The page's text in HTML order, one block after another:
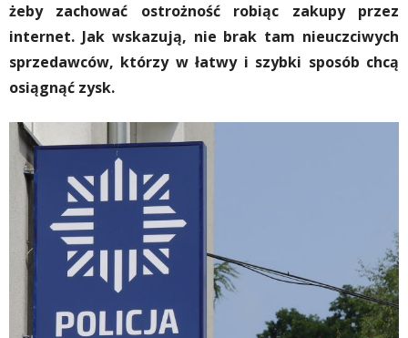
żeby zachować ostrożność robiąc zakupy przez
internet. Jak wskazują, nie brak tam nieuczciwych
sprzedawców, którzy w łatwy i szybki sposób chcą
osiągnąć zysk.